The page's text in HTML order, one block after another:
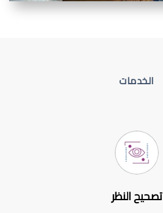
الخدمات
تصحيح النظر